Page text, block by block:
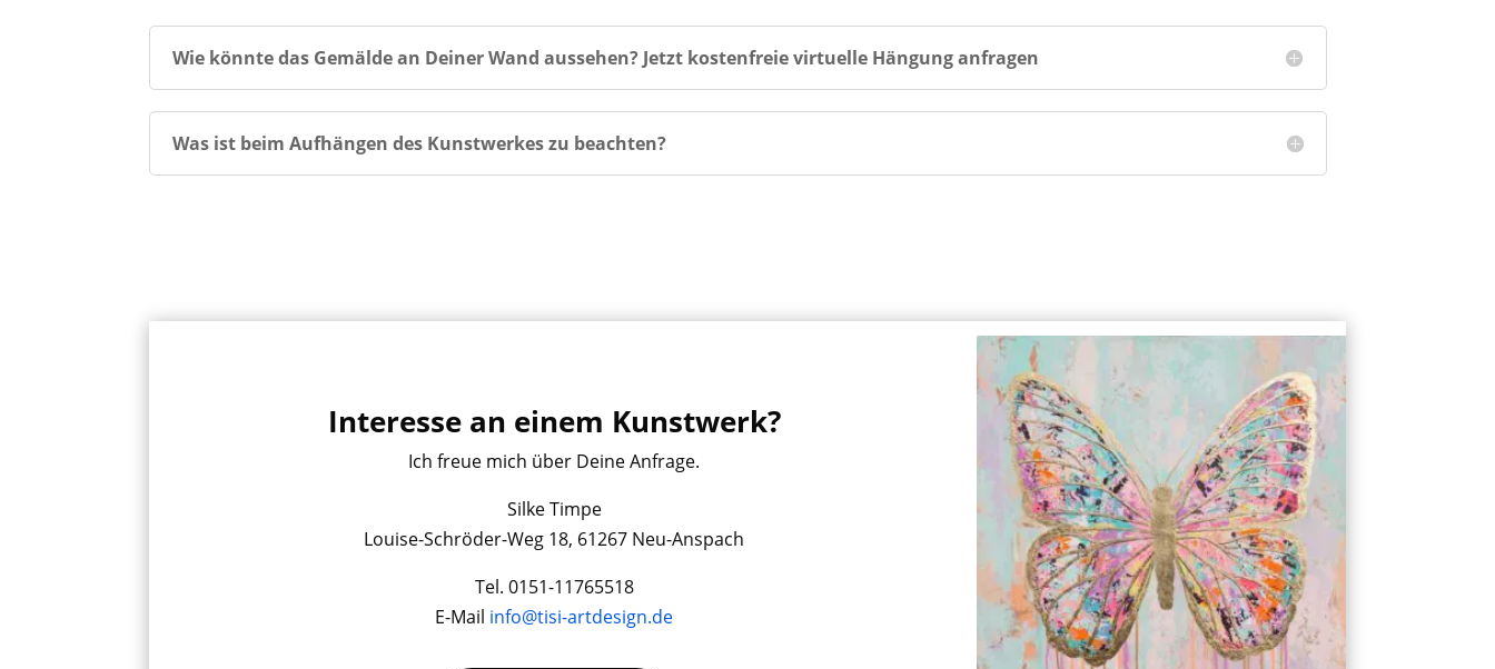
Wie könnte das Gemälde an Deiner Wand aussehen? Jetzt kostenfreie virtuelle Hängung anfragen
Was ist beim Aufhängen des Kunstwerkes zu beachten?
Interesse an einem Kunstwerk?
Ich freue mich über Deine Anfrage.
Silke Timpe
Louise-Schröder-Weg 18, 61267 Neu-Anspach
Tel. 0151-11765518
E-Mail info@tisi-artdesign.de